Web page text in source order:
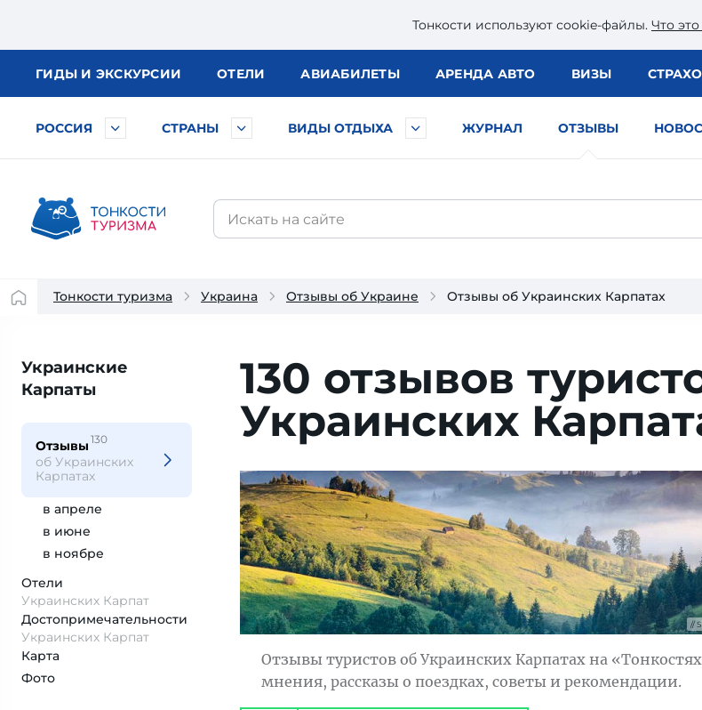
Тонкости используют сookie-файлы. Что это
ГИДЫ И ЭКСКУРСИИ ОТЕЛИ АВИАБИЛЕТЫ АРЕНДА АВТО ВИЗЫ
РОССИЯ СТРАНЫ ВИДЫ ОТДЫХА ЖУРНАЛ ОТЗЫВЫ
Тонкости туризма Украина Отзывы об Украине Отзывы об Украинских Карпатах
Украинские
Карпаты
Отзывы 130
об Украинских
Карпатах
в апреле
в июне
в ноябре
Отели
Украинских Карпат
Достопримеча­тельности
Украинских Карпат
Карта
Фото
130 отзывов
Украинских
Отзывы туристов об Украинских Карпатах на
мнения, рассказы о поездках, советы и рекомендации.